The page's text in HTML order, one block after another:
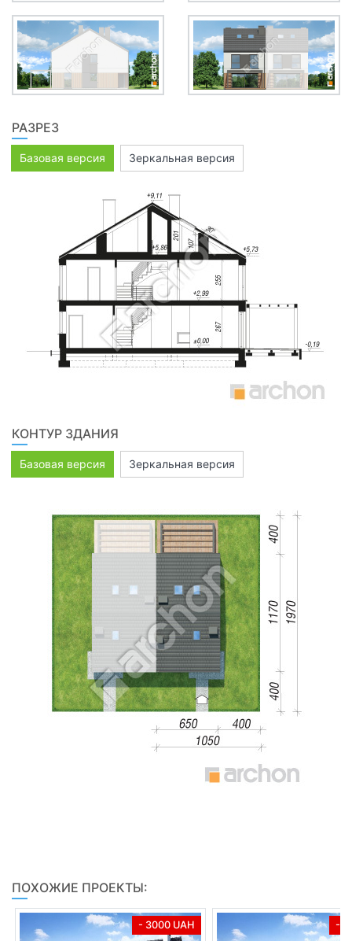
РАЗРЕЗ
Базовая версия Зеркальная версия
КОНТУР ЗДАНИЯ
Базовая версия Зеркальная версия
ПОХОЖИЕ ПРОЕКТЫ:
- 3000 UAH -